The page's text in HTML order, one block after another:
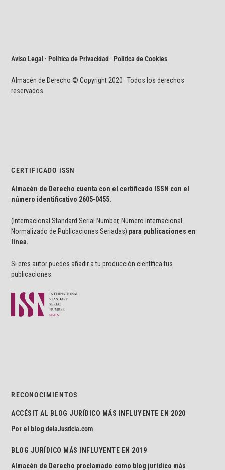
Aviso Legal · Política de Privacidad ·Política de Cookies
Almacén de Derecho © Copyright 2020 · Todos los derechos
reservados
CERTIFICADO ISSN
Almacén de Derecho cuenta con el certificado ISSN con el
número identificativo 2605-0455.
(Internacional Standard Serial Number, Número Internacional
Normalizado de Publicaciones Seriadas) para publicaciones en
línea.
Si eres autor puedes añadir a tu producción científica tus
publicaciones.
RECONOCIMIENTOS
ACCÉSIT AL BLOG JURÍDICO MÁS INFLUYENTE EN 2020
Por el blogdelaJusticia.com
BLOG JURÍDICO MÁS INFLUYENTE EN 2019
Almacén de Derecho proclamado como blog jurídico más